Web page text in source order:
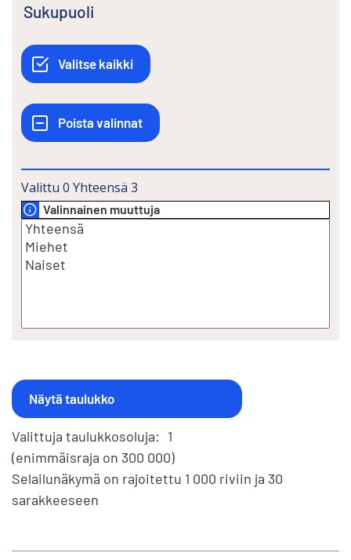
Sukupuoli
Valittu 0 Yhteensä 3
Valinnainen muuttuja
Valittuja taulukkosoluja: 1
(enimmäisraja on 300 000)
Selailunäkymä on rajoitettu 1 000 riviin ja 30
sarakkeeseen